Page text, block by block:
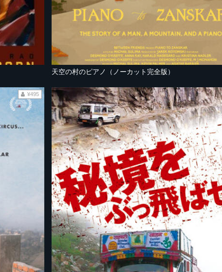
天空の村のピアノ（ノーカット完全版）
¥495